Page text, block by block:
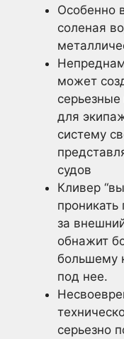
Особенно
соленая
может
для
систему
судов
Кливер
проникать
за
обнажит
большему
под нее.
серьезно